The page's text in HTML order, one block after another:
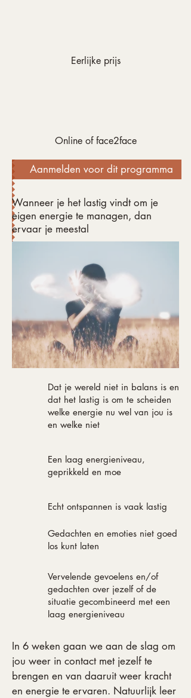
Eerlijke prijs
Online of face2face
Aanmelden voor dit programma
Wanneer je het lastig vindt om je
eigen energie te managen, dan
ervaar je meestal
Dat je wereld niet in balans is en
dat het lastig is om te scheiden
welke energie nu wel van jou is
en welke niet
Een laag energieniveau,
geprikkeld en moe
Echt ontspannen is vaak lastig
Gedachten en emoties niet goed
los kunt laten
Vervelende gevoelens en/of
gedachten over jezelf of de
situatie gecombineerd met een
laag energieniveau
In 6 weken gaan we aan de slag om
jou weer in contact met jezelf te
brengen en van daaruit weer kracht
en energie te ervaren. Natuurlijk leer